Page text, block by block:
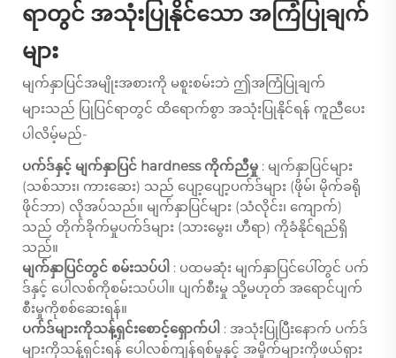
ရာတွင် အသုံးပြုနိုင်သော အကြံပြုချက်
များ
မျက်နှာပြင်အမျိုးအစားကို မစူးစမ်းဘဲ ဤအကြံပြုချက်
များသည် ပြုပြင်ရာတွင် ထိရောက်စွာ အသုံးပြုနိုင်ရန် ကူညီပေး
ပါလိမ့်မည်-
ပက်ဒ်နှင့် မျက်နှာပြင် hardness ကိုက်ညီမှု : မျက်နှာပြင်များ
(သစ်သား၊ ကားဆေး) သည် ပျော့ပျော့ပက်ဒ်များ (ဖိုမ်၊ မိုက်ခရို
ဖိုင်ဘာ) လိုအပ်သည်။ မျက်နှာပြင်များ (သံလိုင်း၊ ကျောက်)
သည် တိုက်ခိုက်မှုပက်ဒ်များ (သားမွေး၊ ဟီရာ) ကိုခံနိုင်ရည်ရှိ
သည်။
မျက်နှာပြင်တွင် စမ်းသပ်ပါ : ပထမဆုံး မျက်နှာပြင်ပေါ်တွင် ပက်
ဒ်နှင့် ပေါလစ်ကိုစမ်းသပ်ပါ။ ပျက်စီးမှု သို့မဟုတ် အရောင်ပျက်
စီးမှုကိုစစ်ဆေးရန်။
ပက်ဒ်များကိုသန့်ရှင်းစောင့်ရှောက်ပါ : အသုံးပြုပြီးနောက် ပက်ဒ်
များကိုသန့်ရှင်းရန် ပေါလစ်ကျန်ရစ်မှုနှင့် အမှိုက်များကိုဖယ်ရှား